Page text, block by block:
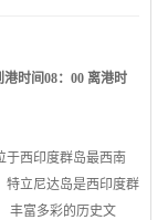
时间08：00 离港时
于西印度群岛最西南
特立尼达岛是西印度群
丰富多彩的历史文